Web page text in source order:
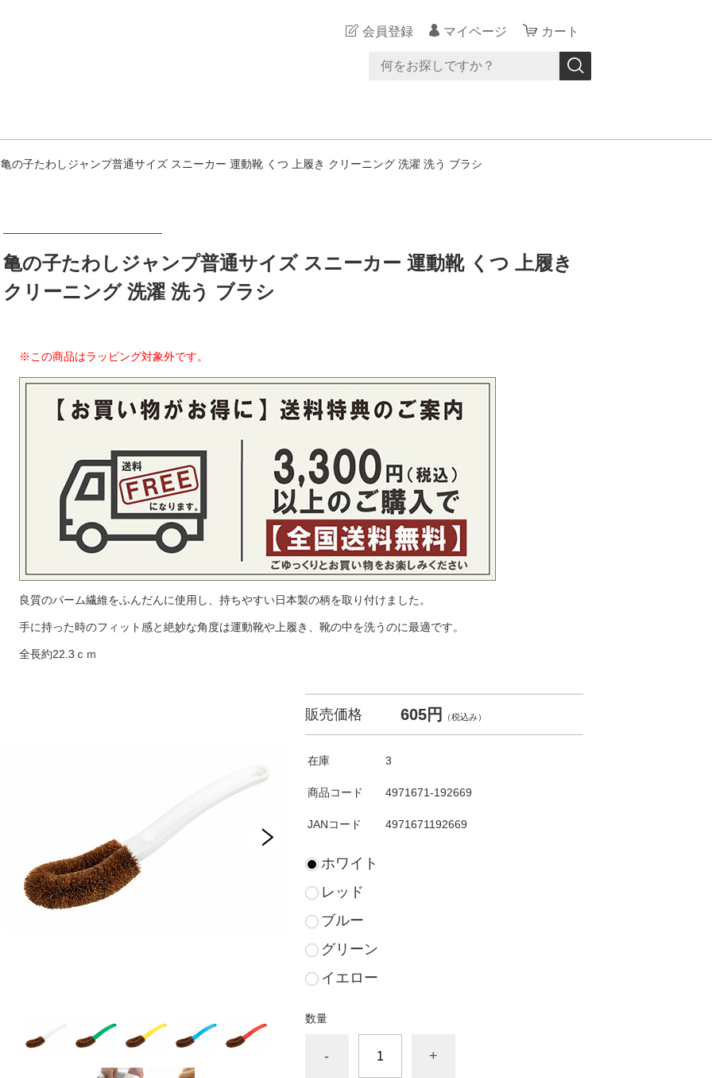
会員登録 マイページ カート
亀の子たわしジャンプ普通サイズ スニーカー 運動靴 くつ 上履き クリーニング 洗濯 洗う ブラシ
亀の子たわしジャンプ普通サイズ スニーカー 運動靴 くつ 上履き
クリーニング 洗濯 洗う ブラシ
※この商品はラッピング対象外です。
良質のパーム繊維をふんだんに使用し、持ちやすい日本製の柄を取り付けました。
手に持った時のフィット感と絶妙な角度は運動靴や上履き、靴の中を洗うのに最適です。
全長約22.3ｃｍ
販売価格 605円 （税込み）
在庫 3
商品コード 4971671-192669
JANコード 4971671192669
ホワイト
レッド
ブルー
グリーン
イエロー
数量
- +